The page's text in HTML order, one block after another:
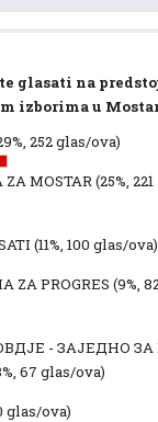
glasati na
izborima u
252 glas/ova)
MOSTAR(25%, 221
(11%, 100 glas/ova)
ZA PROGRES (9%,
- ЗАЈЕДНО
67 glas/ova)
glas/ova)